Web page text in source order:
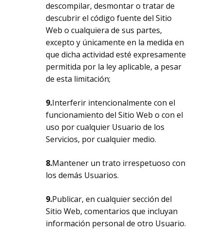
descompilar, desmontar o tratar de
descubrir el código fuente del Sitio
Web o cualquiera de sus partes,
excepto y únicamente en la medida en
que dicha actividad esté expresamente
permitida por la ley aplicable, a pesar
de esta limitación;
9.Interferir intencionalmente con el
funcionamiento del Sitio Web o con el
uso por cualquier Usuario de los
Servicios, por cualquier medio.
8.Mantener un trato irrespetuoso con
los demás Usuarios.
9.Publicar, en cualquier sección del
Sitio Web, comentarios que incluyan
información personal de otro Usuario.